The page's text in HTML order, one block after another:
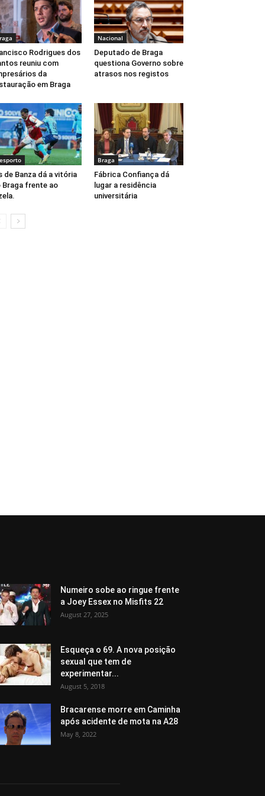
Rodrigues dos
reuniu com
da
em Braga
Nacional
Deputado de Braga
questiona Governo sobre
atrasos nos registos
de Banza dá a vitória
Braga frente ao
Braga
Fábrica Confiança dá
lugar a residência
universitária
Numeiro sobe ao ringue frente
a Joey Essex no Misfits 22
August 27, 2025
Esqueça o 69. A nova posição
sexual que tem de
experimentar...
August 5, 2018
Bracarense morre em Caminha
após acidente de mota na A28
May 8, 2022